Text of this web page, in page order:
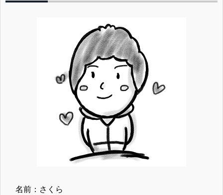
名前：さくら